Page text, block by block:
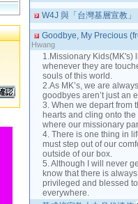
W4J 與「台灣基層宣教」
Goodbye, My Precious
Hwang
1.Missionary Kids(MK's)
whenever they are
souls of this world.
2.As MK’s, we are
goodbyes aren’t just an
3. When we depart from
hearts and cling onto
where our missionary
4. There is one thing in
must step out of our
outside of our box.
5. Although I will never
know that there is
privileged and blessed
everywhere.